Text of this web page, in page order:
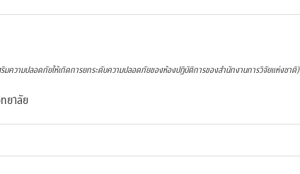
ความปลอดภัยให้เกิดการยกระดับความปลอดภัยของห้องปฏิบัติการของสำนักงานการวิจัยแห่งชาติ)
ยาลัย